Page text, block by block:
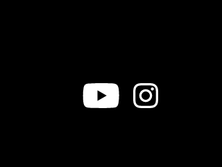
Youtube Instagram